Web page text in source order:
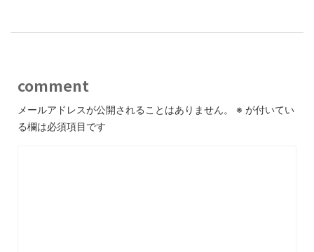
comment
メールアドレスが公開されることはありません。 ※ が付いてい
る欄は必須項目です